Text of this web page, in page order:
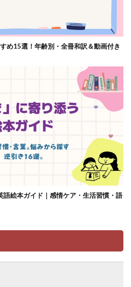
め15選！年齢別・全冊和訳＆動画付き
語絵本ガイド｜感情ケア・生活習慣・語